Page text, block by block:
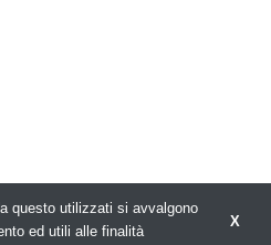
X
questo utilizzati si avvalgono
ed utili alle finalità